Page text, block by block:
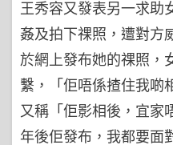
王秀容又發表另一求助
姦及拍下祼照，遭對方
於網上發布她的祼照，
繫，「佢唔係揸住我啲
又稱「佢影相後，宜家
年後佢發布，我都要面